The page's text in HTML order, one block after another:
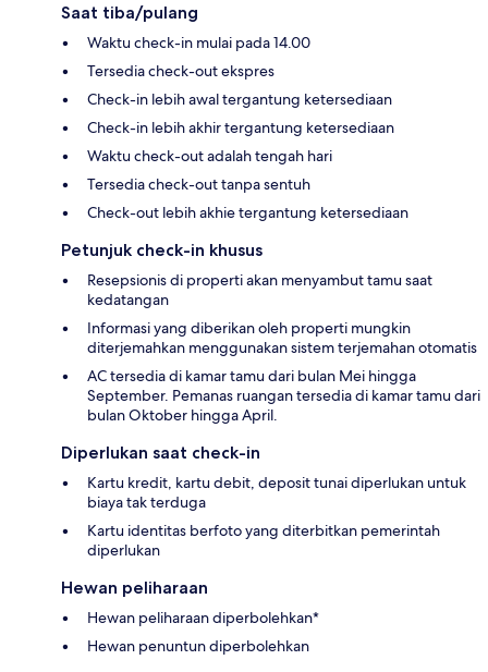
Saat tiba/pulang
Waktu check-in mulai pada 14.00
Tersedia check-out ekspres
Check-in lebih awal tergantung ketersediaan
Check-in lebih akhir tergantung ketersediaan
Waktu check-out adalah tengah hari
Tersedia check-out tanpa sentuh
Check-out lebih akhie tergantung ketersediaan
Petunjuk check-in khusus
Resepsionis di properti akan menyambut tamu saat
kedatangan
Informasi yang diberikan oleh properti mungkin
diterjemahkan menggunakan sistem terjemahan otomatis
AC tersedia di kamar tamu dari bulan Mei hingga
September. Pemanas ruangan tersedia di kamar tamu dari
bulan Oktober hingga April.
Diperlukan saat check-in
Kartu kredit, kartu debit, deposit tunai diperlukan untuk
biaya tak terduga
Kartu identitas berfoto yang diterbitkan pemerintah
diperlukan
Hewan peliharaan
Hewan peliharaan diperbolehkan*
Hewan penuntun diperbolehkan